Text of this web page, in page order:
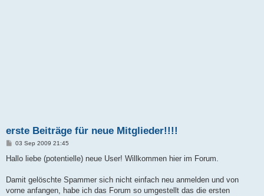
erste Beiträge für neue Mitglieder!!!!
B
i
a
03 Sep 2009 21:45
Hallo liebe (potentielle) neue User! Willkommen hier im Forum.
Damit gelöschte Spammer sich nicht einfach neu anmelden und von
vorne anfangen, habe ich das Forum so umgestellt das die ersten